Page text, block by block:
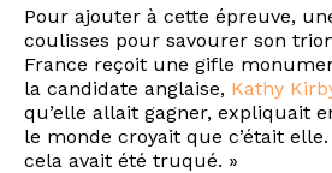
Pour ajouter à cette épreuve,
coulisses pour savourer son
France reçoit une gifle
la candidate anglaise, Kathy
qu’elle allait gagner, expliquait
le monde croyait que c’était
cela avait été truqué. »